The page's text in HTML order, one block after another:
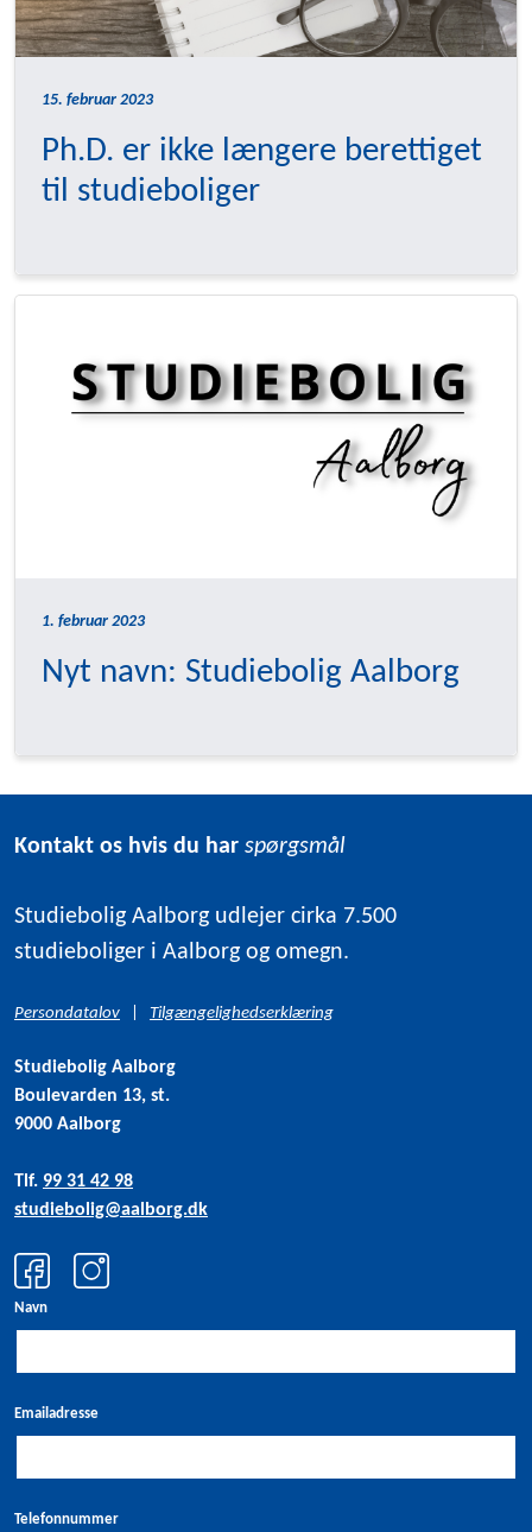
15. februar 2023
Ph.D. er ikke længere berettiget
til studieboliger
1. februar 2023
Nyt navn: Studiebolig Aalborg
Kontakt os hvis du har spørgsmål
Studiebolig Aalborg udlejer cirka 7.500
studieboliger i Aalborg og omegn.
Persondatalov Tilgængelighedserklæring
Studiebolig Aalborg
Boulevarden 13, st.
9000 Aalborg
Tlf. 99 31 42 98
studiebolig@aalborg.dk
Navn
Emailadresse
Telefonnummer